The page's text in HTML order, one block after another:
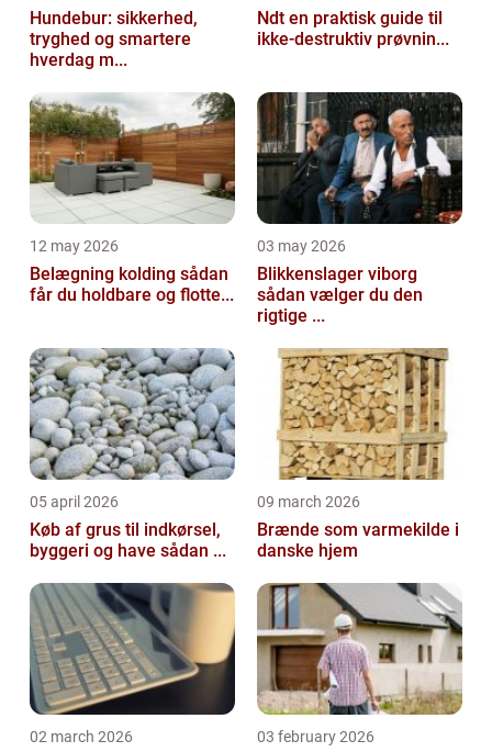
Hundebur: sikkerhed,
tryghed og smartere
hverdag m...
Ndt en praktisk guide til
ikke-destruktiv prøvnin...
12 may 2026
Belægning kolding sådan
får du holdbare og flotte...
03 may 2026
Blikkenslager viborg
sådan vælger du den
rigtige ...
05 april 2026
Køb af grus til indkørsel,
byggeri og have sådan ...
09 march 2026
Brænde som varmekilde i
danske hjem
02 march 2026 03 february 2026